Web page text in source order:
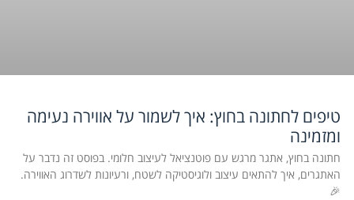
טיפים לחתונה בחוץ: איך לשמור על אווירה נעימה
ומזמינה
חתונה בחוץ, אתגר מרגש עם פוטנציאל לעיצוב חלומי. בפוסט זה נדבר על
האתגרים, איך להתאים עיצוב ולוגיסטיקה לשטח, ורעיונות לשדרוג האווירה.
🎉